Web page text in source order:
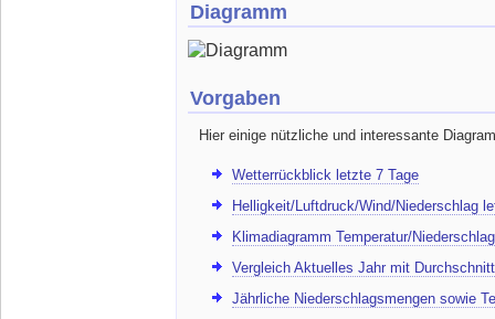
Diagramm
Vorgaben
Hier einige nützliche und interessante
Wetterrückblick letzte 7 Tage
Helligkeit/Luftdruck/Wind/Niederschlag
Klimadiagramm Temperatur/Niederschlag
Vergleich Aktuelles Jahr mit Durchschnitt
Jährliche Niederschlagsmengen sowie